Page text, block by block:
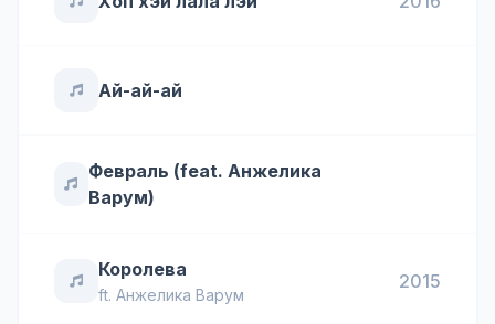
Ай-ай-ай
Февраль (feat. Анжелика
Варум)
Королева
ft. Анжелика Варум
2015